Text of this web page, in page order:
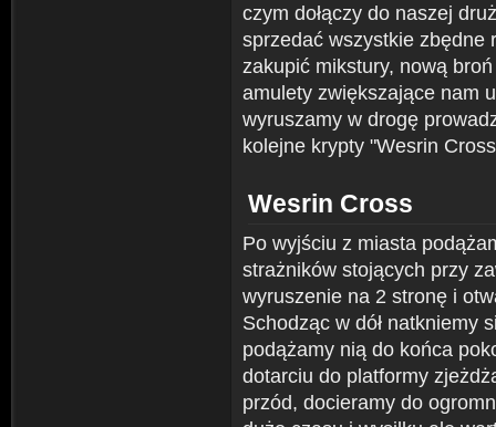
czym dołączy do naszej
sprzedać wszystkie zbędne
zakupić mikstury, nową
amulety zwiększające nam
wyruszamy w drogę
kolejne krypty "Wesrin
Wesrin Cross
Po wyjściu z miasta
strażników stojących przy
wyruszenie na 2 stronę i
Schodząc w dół natkniemy
podążamy nią do końca
dotarciu do platformy
przód, docieramy do